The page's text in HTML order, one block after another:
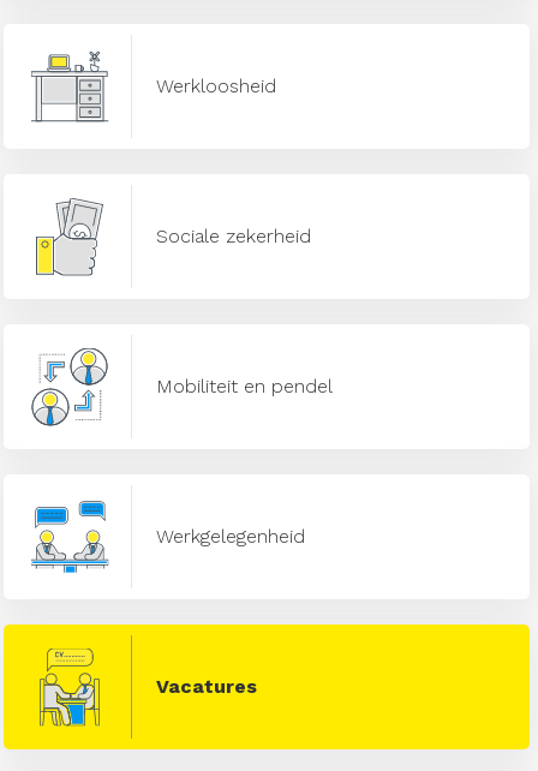
Werkloosheid
Sociale zekerheid
Mobiliteit en pendel
Werkgelegenheid
Vacatures